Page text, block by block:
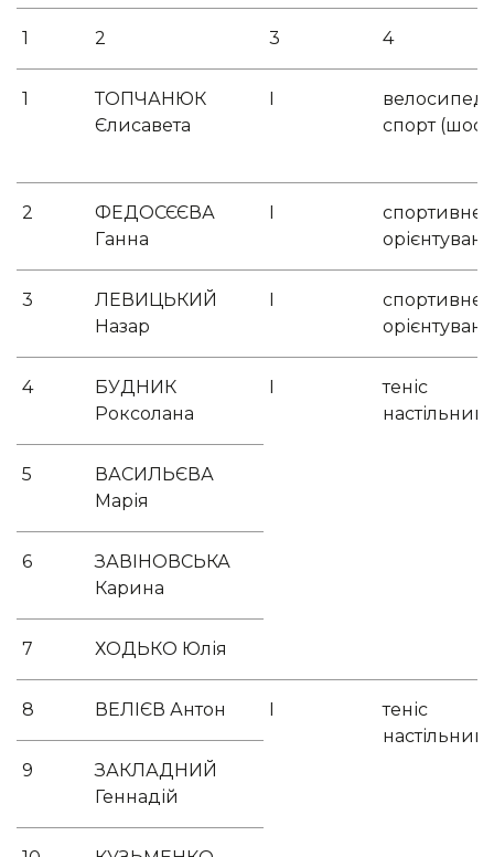
1 2 3 4
1
ТОПЧАНЮК
Єлисавета
І
спорт
2
ФЕДОСЄЄВА
Ганна
І
спортивне
3
ЛЕВИЦЬКИЙ
Назар
І
спортивне
4
БУДНИК
Роксолана
І
теніс
настільний
5
ВАСИЛЬЄВА
Марія
6
ЗАВІНОВСЬКА
Карина
7 ХОДЬКО Юлія
8 ВЕЛІЄВ Антон І
теніс
настільний
9
ЗАКЛАДНИЙ
Геннадій